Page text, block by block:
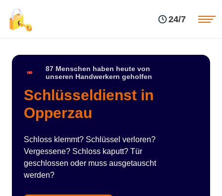
24/7
87 Menschen haben heute von
unseren Handwerkern geholfen
Schlüsseldienst in
Opperzau
Schloss klemmt? Schlüssel verloren?
Vergessene? Schloss kaputt? Tür
geschlossen oder muss ausgetauscht
werden?